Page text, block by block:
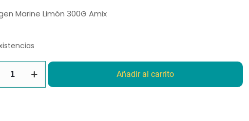
Marine Limón 300G Amix
Añadir al carrito